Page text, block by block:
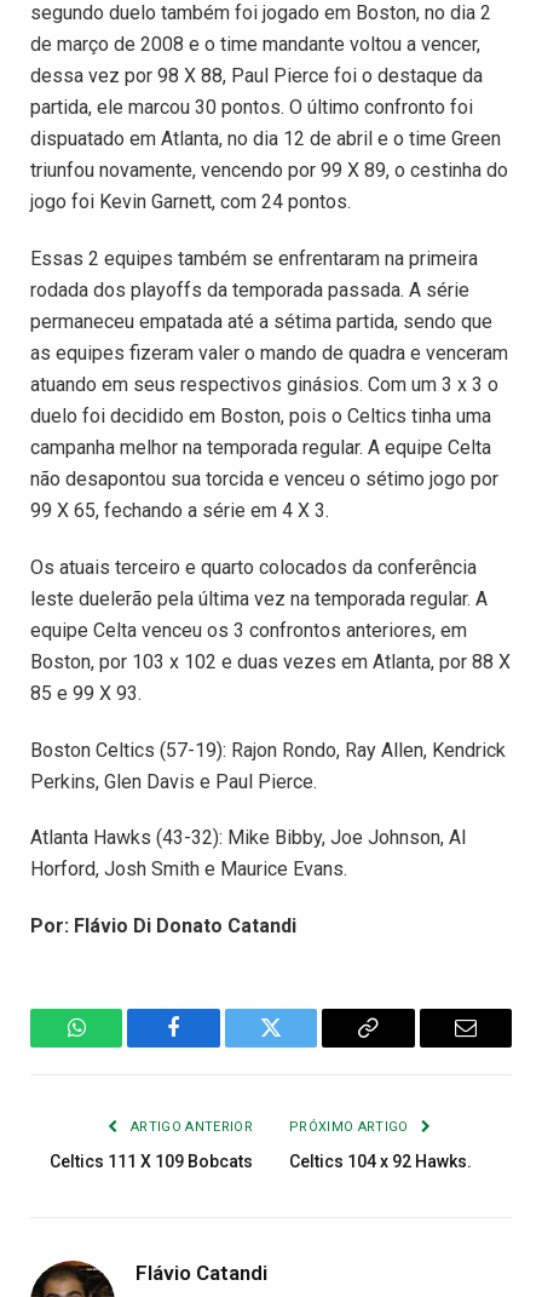
segundo duelo também foi jogado em Boston, no dia 2
de março de 2008 e o time mandante voltou a vencer,
dessa vez por 98 X 88, Paul Pierce foi o destaque da
partida, ele marcou 30 pontos. O último confronto foi
dispuatado em Atlanta, no dia 12 de abril e o time Green
triunfou novamente, vencendo por 99 X 89, o cestinha do
jogo foi Kevin Garnett, com 24 pontos.
Essas 2 equipes também se enfrentaram na primeira
rodada dos playoffs da temporada passada. A série
permaneceu empatada até a sétima partida, sendo que
as equipes fizeram valer o mando de quadra e venceram
atuando em seus respectivos ginásios. Com um 3 x 3 o
duelo foi decidido em Boston, pois o Celtics tinha uma
campanha melhor na temporada regular. A equipe Celta
não desapontou sua torcida e venceu o sétimo jogo por
99 X 65, fechando a série em 4 X 3.
Os atuais terceiro e quarto colocados da conferência
leste duelerão pela última vez na temporada regular. A
equipe Celta venceu os 3 confrontos anteriores, em
Boston, por 103 x 102 e duas vezes em Atlanta, por 88 X
85 e 99 X 93.
Boston Celtics (57-19): Rajon Rondo, Ray Allen, Kendrick
Perkins, Glen Davis e Paul Pierce.
Atlanta Hawks (43-32): Mike Bibby, Joe Johnson, Al
Horford, Josh Smith e Maurice Evans.
Por: Flávio Di Donato Catandi
WhatsAppFacebook Twitter
Copiar
E-
ARTIGO ANTERIOR
Celtics 111 X 109 Bobcats
PRÓXIMO ARTIGO
Celtics 104 x 92 Hawks.
Flávio Catandi